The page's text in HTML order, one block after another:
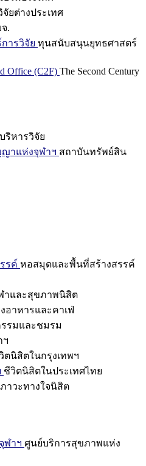
ยต่างประเทศ
.
ารวิจัย ทุนสนับสนุนยุทธศาสตร์
Office (C2F) The Second Century
ริหารวิจัย
าแห่งจุฬาฯ สถาบันทรัพย์สิน
รค์ หอสมุดและพื้นที่สร้างสรรค์
าและสุขภาพนิสิต
อาหารและคาเฟ่
รมและชมรม
ฯ
ตนิสิตในกรุงเทพฯ
ชีวิตนิสิตในประเทศไทย
าวะทางใจนิสิต
ฬาฯ ศูนย์บริการสุขภาพแห่ง